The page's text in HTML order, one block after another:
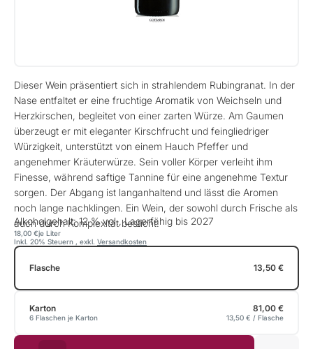
Dieser Wein präsentiert sich in strahlendem Rubingranat. In der
Nase entfaltet er eine fruchtige Aromatik von Weichseln und
Herzkirschen, begleitet von einer zarten Würze. Am Gaumen
überzeugt er mit eleganter Kirschfrucht und feingliedriger
Würzigkeit, unterstützt von einem Hauch Pfeffer und
angenehmer Kräuterwürze. Sein voller Körper verleiht ihm
Finesse, während saftige Tannine für eine angenehme Textur
sorgen. Der Abgang ist langanhaltend und lässt die Aromen
noch lange nachklingen. Ein Wein, der sowohl durch Frische als
auch durch Komplexität besticht.
Alkoholgehalt: 12 % vol., Lagerfähig bis 2027
je Liter
18,00 €
Inkl. 20% Steuern , exkl. Versandkosten
Flasche 13,50 €
Karton 81,00 €
6 Flaschen je Karton 13,50 € / Flasche